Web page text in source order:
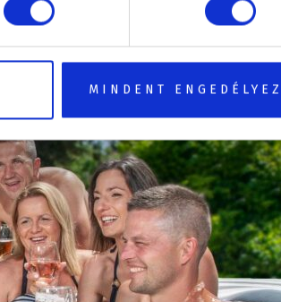
MINDENT ENGEDÉLYEZ